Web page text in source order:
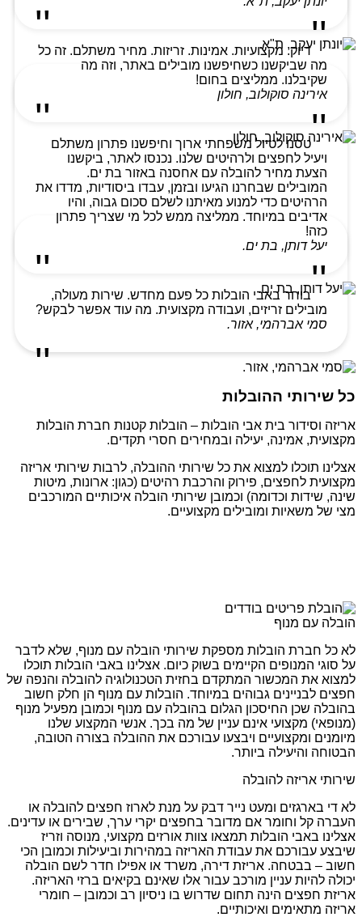
דיוק. מקצועיות. אמינות. זריזות. מחיר משתלם. זה כל
מה שביקשנו כשחיפשנו מובילים באתר, וזה מה
שקיבלנו. ממליצים בחום!
אירינה סוקולוב, חולון
טסנו לטיול משפחתי ארוך וחיפשנו פתרון משתלם
ויעיל לחפצים ולרהיטים שלנו. נכנסו לאתר, ביקשנו
הצעת מחיר להובלה עם אחסנה באזור בת ים.
המובילים שבחרנו הגיעו ובזמן, עבדו ביסודיות, מדדו את
הרהיטים כדי למנוע מאיתנו לשלם סכום גבוה, והיו
אדיבים במיוחד. ממליצה ממש לכל מי שצריך פתרון
כזה!
יעל דותן, בת ים.
בוחר באבי הובלות כל פעם מחדש. שירות מעולה,
מובילים זריזים, ועבודה מקצועית. מה עוד אפשר לבקש?
סמי אברהמי, אזור.
כל שירותי ההובלות
אריזה וסידור בית אבי הובלות – הובלות קטנות חברת הובלות
מקצועית, אמינה, יעילה ובמחירים חסרי תקדים.
אצלינו תוכלו למצוא את כל שירותי ההובלה, לרבות שירותי אריזה
מקצועית לחפצים, פירוק והרכבת רהיטים (כגון: ארונות, מיטות
שינה, שידות וכדומה) וכמובן שירותי הובלה איכותיים המורכבים
מצי של משאיות ומובילים מקצועיים.
הובלה עם מנוף
לא כל חברת הובלות מספקת שירותי הובלה עם מנוף, שלא לדבר
על סוגי המנופים הקיימים בשוק כיום. אצלינו באבי הובלות תוכלו
למצוא את המכשור המתקדם בחזית הטכנולוגיה להובלה והנפה של
חפצים לבניינים גבוהים במיוחד. הובלות עם מנוף הן חלק חשוב
בהובלה שכן החיסכון הגלום בהובלה עם מנוף וכמובן מפעיל מנוף
(מנופאי) מקצועי אינם עניין של מה בכך. אנשי המקצוע שלנו
מיומנים ומקצועיים ויבצעו עבורכם את ההובלה בצורה הטובה,
הבטוחה והיעילה ביותר.
שירותי אריזה להובלה
לא די בארגזים ומעט נייר דבק על מנת לארוז חפצים להובלה או
העברה קל וחומר אם מדובר בחפצים יקרי ערך, שבירים או עדינים.
אצלינו באבי הובלות תמצאו צוות אורזים מקצועי, מנוסה וזריז
שיבצע עבורכם את עבודת האריזה במהירות וביעילות וכמובן הכי
חשוב – בבטחה. אריזת דירה, משרד או אפילו חדר לשם הובלה
יכולה להיות עניין מורכב עבור אלו שאינם בקיאים ברזי האריזה.
אריזת חפצים הינה תחום שדרוש בו ניסיון רב וכמובן – חומרי
אריזה מתאימים ואיכותיים.